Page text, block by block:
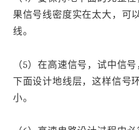
果信号线密度实在太大，可
线。
（5）在高速信号，试中信
下面设计地线层，这样信号
小。